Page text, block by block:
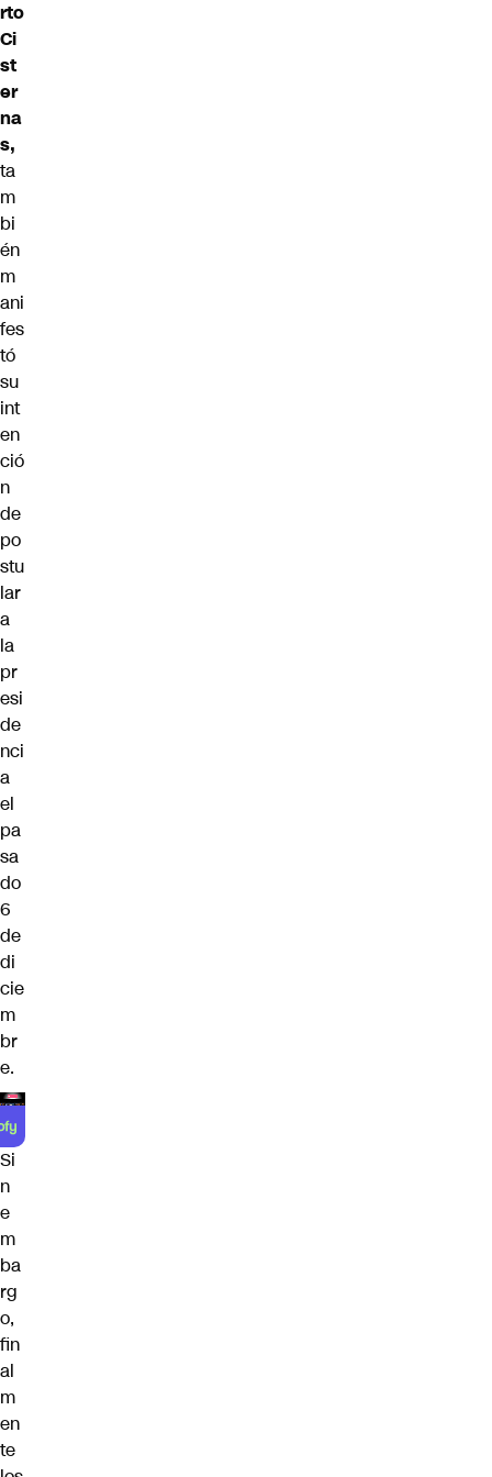
rto
Ci
st
er
na
s,
ta
m
bi
én
m
ani
fes
tó
su
int
en
ció
n
de
po
stu
lar
a
la
pr
esi
de
nci
a
el
pa
sa
do
6
de
di
cie
m
br
e.
Si
n
e
m
ba
rg
o,
fin
al
m
en
te